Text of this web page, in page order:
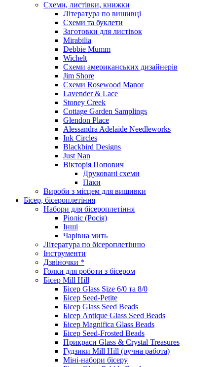
Схеми, листівки, книжки
Література по вишивці
Схеми та буклети
Заготовки для листівок
Mirabilia
Debbie Mumm
Wichelt
Схеми американських дизайнерів
Jim Shore
Cхеми Rosewood Manor
Lavender & Lace
Stoney Creek
Cottage Garden Samplings
Glendon Place
Alessandra Adelaide Needleworks
Ink Circles
Blackbird Designs
Just Nan
Вікторія Попович
Друковані схеми
Паки
Вироби з місцем для вишивки
Бісер, бісероплетіння
Набори для бісероплетіння
Ріоліс (Росія)
Інші
Чарівна мить
Література по бісероплетінню
Інструменти
Дзвіночки *
Голки для роботи з бісером
Бісер Mill Hill
Бісер Glass Size 6/0 та 8/0
Бісер Seed-Petite
Бісер Glass Seed Beads
Бісер Antique Glass Seed Beads
Бісер Magnifica Glass Beads
Бісер Seed-Frosted Beads
Прикраси Glass & Crystal Treasures
Гудзики Mill Hill (ручна работа)
Міні-набори бісеру